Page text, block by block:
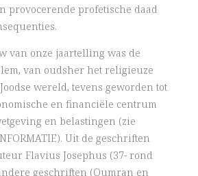
provocerende profetische daad
van onze jaartelling was de
van oudsher het religieuze
wereld, tevens geworden tot
en financiële centrum
en belastingen (zie
Uit de geschriften
Flavius Josephus (37- rond
geschriften (Qumran en